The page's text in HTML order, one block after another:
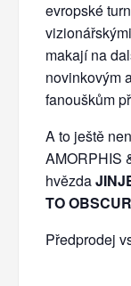
evropské
makají na
novinkovým
fanouškům
A to ještě
AMORPHIS
hvězda
TO
Předprodej